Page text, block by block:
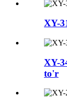
XY-
XY-
to'r